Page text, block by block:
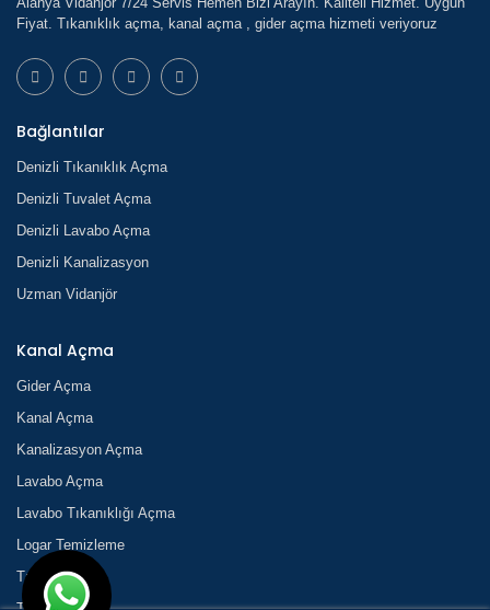
Fiyat. Tıkanıklık açma, kanal açma , gider açma hizmeti veriyoruz
Bağlantılar
Denizli Tıkanıklık Açma
Denizli Tuvalet Açma
Denizli Lavabo Açma
Denizli Kanalizasyon
Uzman Vidanjör
Kanal Açma
Gider Açma
Kanal Açma
Kanalizasyon Açma
Lavabo Açma
Lavabo Tıkanıklığı Açma
Logar Temizleme
Tıkanık Açma